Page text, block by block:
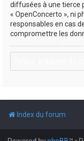
diffusées à une tierce
« OpenConcerto », ni
responsables en cas
compromettre les
Index du forum